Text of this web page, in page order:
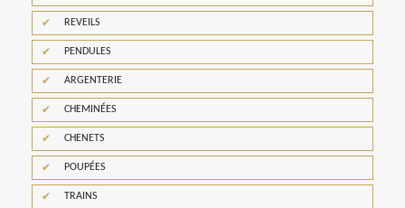
REVEILS
PENDULES
ARGENTERIE
CHEMINÉES
CHENETS
POUPÉES
TRAINS